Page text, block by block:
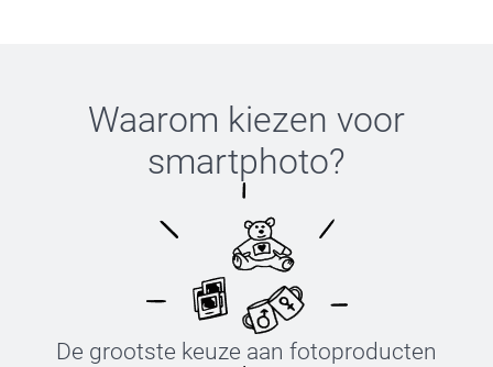
Waarom kiezen voor
smartphoto?
De grootste keuze aan fotoproducten